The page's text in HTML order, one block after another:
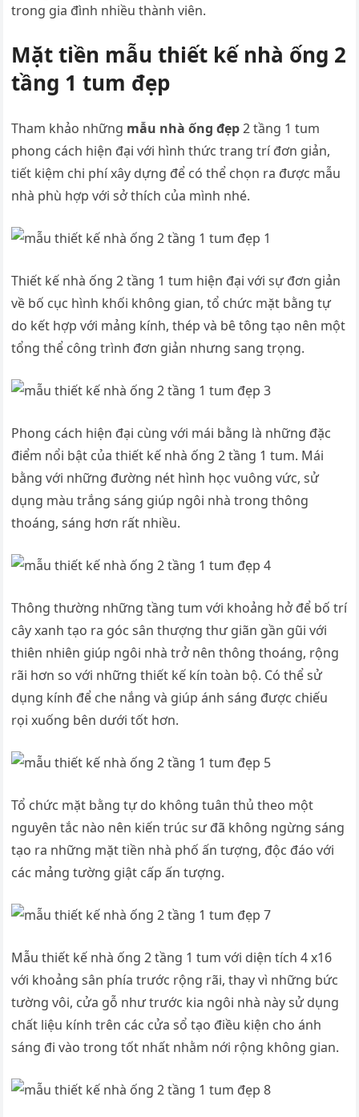
trong gia đình nhiều thành viên.
Mặt tiền mẫu thiết kế nhà ống 2
tầng 1 tum đẹp
Tham khảo những mẫu nhà ống đẹp2 tầng 1 tum
phong cách hiện đại với hình thức trang trí đơn giản,
tiết kiệm chi phí xây dựng để có thể chọn ra được mẫu
nhà phù hợp với sở thích của mình nhé.
Thiết kế nhà ống 2 tầng 1 tum hiện đại với sự đơn giản
về bố cục hình khối không gian, tổ chức mặt bằng tự
do kết hợp với mảng kính, thép và bê tông tạo nên một
tổng thể công trình đơn giản nhưng sang trọng.
Phong cách hiện đại cùng với mái bằng là những đặc
điểm nổi bật của thiết kế nhà ống 2 tầng 1 tum. Mái
bằng với những đường nét hình học vuông vức, sử
dụng màu trắng sáng giúp ngôi nhà trong thông
thoáng, sáng hơn rất nhiều.
Thông thường những tầng tum với khoảng hở để bố trí
cây xanh tạo ra góc sân thượng thư giãn gần gũi với
thiên nhiên giúp ngôi nhà trở nên thông thoáng, rộng
rãi hơn so với những thiết kế kín toàn bộ. Có thể sử
dụng kính để che nắng và giúp ánh sáng được chiếu
rọi xuống bên dưới tốt hơn.
Tổ chức mặt bằng tự do không tuân thủ theo một
nguyên tắc nào nên kiến trúc sư đã không ngừng sáng
tạo ra những mặt tiền nhà phố ấn tượng, độc đáo với
các mảng tường giật cấp ấn tượng.
Mẫu thiết kế nhà ống 2 tầng 1 tum với diện tích 4 x16
với khoảng sân phía trước rộng rãi, thay vì những bức
tường vôi, cửa gỗ như trước kia ngôi nhà này sử dụng
chất liệu kính trên các cửa sổ tạo điều kiện cho ánh
sáng đi vào trong tốt nhất nhằm nới rộng không gian.